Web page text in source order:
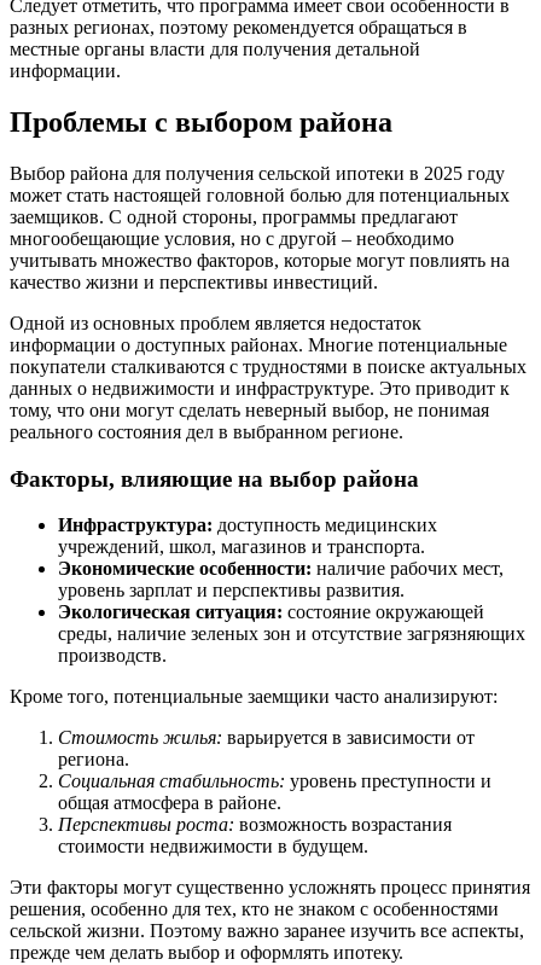
Следует отметить, что программа имеет свои особенности в
разных регионах, поэтому рекомендуется обращаться в
местные органы власти для получения детальной
информации.
Проблемы с выбором района
Выбор района для получения сельской ипотеки в 2025 году
может стать настоящей головной болью для потенциальных
заемщиков. С одной стороны, программы предлагают
многообещающие условия, но с другой – необходимо
учитывать множество факторов, которые могут повлиять на
качество жизни и перспективы инвестиций.
Одной из основных проблем является недостаток
информации о доступных районах. Многие потенциальные
покупатели сталкиваются с трудностями в поиске актуальных
данных о недвижимости и инфраструктуре. Это приводит к
тому, что они могут сделать неверный выбор, не понимая
реального состояния дел в выбранном регионе.
Факторы, влияющие на выбор района
Инфраструктура: доступность медицинских
учреждений, школ, магазинов и транспорта.
Экономические особенности: наличие рабочих мест,
уровень зарплат и перспективы развития.
Экологическая ситуация: состояние окружающей
среды, наличие зеленых зон и отсутствие загрязняющих
производств.
Кроме того, потенциальные заемщики часто анализируют:
Стоимость жилья: варьируется в зависимости от
региона.
Социальная стабильность: уровень преступности и
общая атмосфера в районе.
Перспективы роста: возможность возрастания
стоимости недвижимости в будущем.
Эти факторы могут существенно усложнять процесс принятия
решения, особенно для тех, кто не знаком с особенностями
сельской жизни. Поэтому важно заранее изучить все аспекты,
прежде чем делать выбор и оформлять ипотеку.